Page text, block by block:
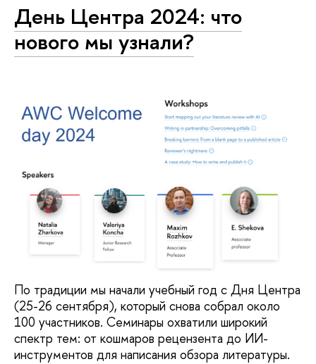
День Центра 2024: что
нового мы узнали?
По традиции мы начали учебный год с Дня Центра
(25-26 сентября), который снова собрал около
100 участников. Семинары охватили широкий
спектр тем: от кошмаров рецензента до ИИ-
инструментов для написания обзора литературы.